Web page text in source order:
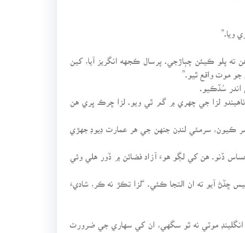
ويا.”
ته پلو ڪيئن چٻاڙجي. پرسال ڪجهه انگريز آيا، کين
جو موت واقع ٿيو.”
سُڏڪيو.
لزا جي چهري ۾ گم ٿي ويو. لزا ڇرڪ ڀري هن
ڪيون، سرمئي لنڊن جنهن جي هر عمارت ڊيوڊ جهڙي
ڏنو. هن کي لڳو هوءَ آزاد فضائن ۾ ڏور هلي وئي
آيو ته ان التجا ڪئي. “لزا تڪڙ نه ڪر، شاديءَ
موٽي نه ٿو سگهي، ان کي سهاري جي ضرورت